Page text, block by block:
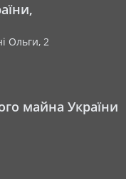
Ольги, 2
майна України